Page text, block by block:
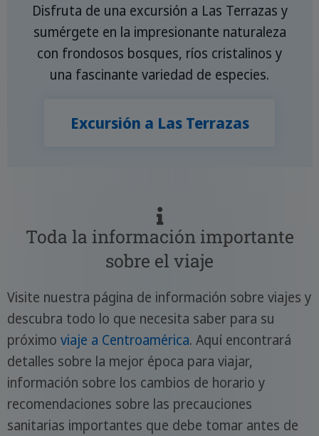
Disfruta de una excursión a Las Terrazas y
sumérgete en la impresionante naturaleza
con frondosos bosques, ríos cristalinos y
una fascinante variedad de especies.
Excursión a Las Terrazas
Toda la información importante
sobre el viaje
Visite nuestra página de información sobre viajes y
descubra todo lo que necesita saber para su
próximo viaje a Centroamérica. Aquí encontrará
detalles sobre la mejor época para viajar,
información sobre los cambios de horario y
recomendaciones sobre las precauciones
sanitarias importantes que debe tomar antes de